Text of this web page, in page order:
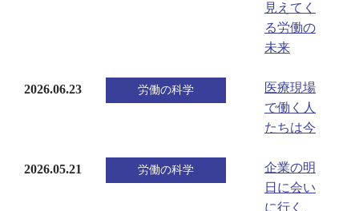
見えてく
る労働の
未来
2026.06.23 労働の科学
医療現場
で働く人
たちは今
2026.05.21 労働の科学
企業の明
日に会い
に行く